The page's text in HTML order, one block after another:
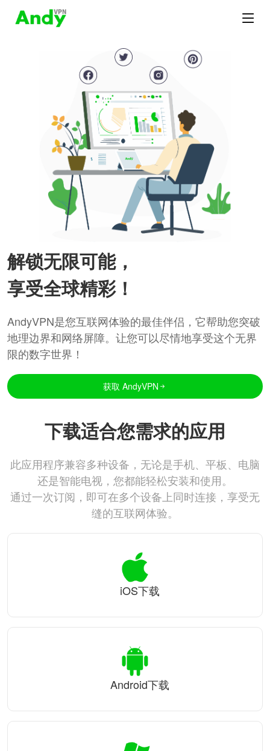
解锁无限可能，
享受全球精彩！
AndyVPN是您互联网体验的最佳伴侣，它帮助您突破
地理边界和网络屏障。让您可以尽情地享受这个无界
限的数字世界！
获取 AndyVPN
下载适合您需求的应用
此应用程序兼容多种设备，无论是手机、平板、电脑
还是智能电视，您都能轻松安装和使用。
通过一次订阅，即可在多个设备上同时连接，享受无
缝的互联网体验。
iOS下载
Android下载